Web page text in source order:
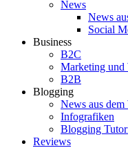
News
News
Social
Business
B2C
Marketing und
B2B
Blogging
News aus dem
Infografiken
Blogging
Reviews